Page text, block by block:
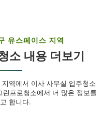
유스페이스 지역
소 내용 더보기
역에서 이사 사무실 입주청소
프로청소에서 더 많은 정보를
합니다.